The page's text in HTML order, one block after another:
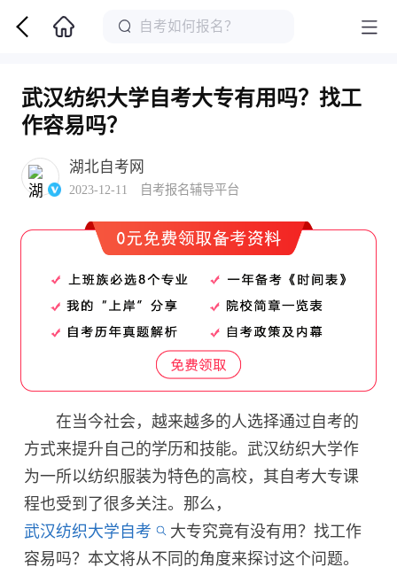
武汉纺织大学自考大专有用吗？找工
作容易吗？
湖北自考网
2023-12-11 自考报名辅导平台
在当今社会，越来越多的人选择通过自考的
方式来提升自己的学历和技能。武汉纺织大学作
为一所以纺织服装为特色的高校，其自考大专课
程也受到了很多关注。那么，
武汉纺织大学自考
大专究竟有没有用？找工作
容易吗？本文将从不同的角度来探讨这个问题。